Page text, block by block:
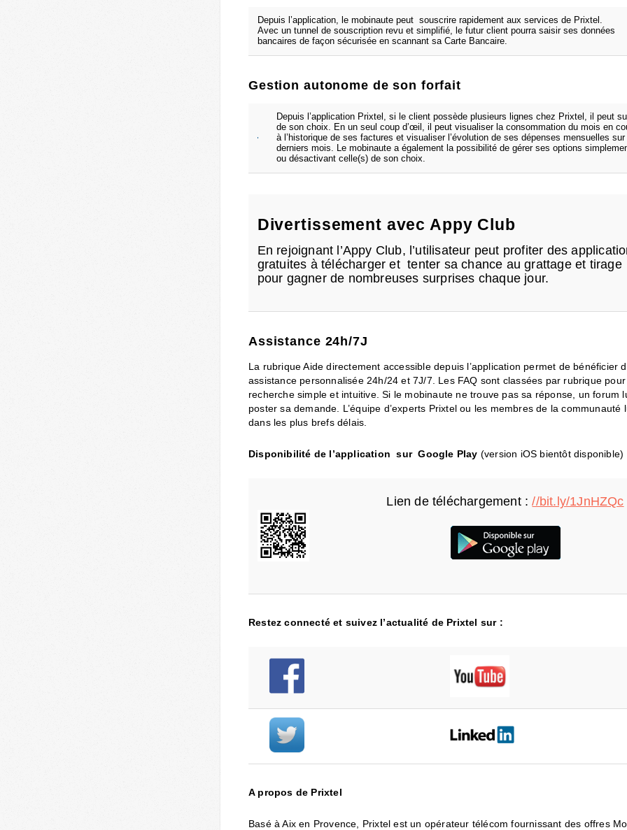
Depuis l’application, le mobinaute peut souscrire rapidement aux services de Prixtel.
Avec un tunnel de souscription revu et simplifié, le futur client pourra saisir ses données
bancaires de façon sécurisée en scannant sa Carte Bancaire.
Gestion autonome de son forfait
Depuis l’application Prixtel, si le client possède plusieurs lignes chez Prixtel, il peut
de son choix. En un seul coup d’œil, il peut visualiser la consommation du mois en
à l’historique de ses factures et visualiser l’évolution de ses dépenses mensuelles
derniers mois. Le mobinaute a également la possibilité de gérer ses options
ou désactivant celle(s) de son choix.
Divertissement avec Appy Club
En rejoignant l’Appy Club, l’utilisateur peut profiter des
gratuites à télécharger et tenter sa chance au grattage et tirage
pour gagner de nombreuses surprises chaque jour.
Assistance 24h/7J
La rubrique Aide directement accessible depuis l’application permet de bénéficier
assistance personnalisée 24h/24 et 7J/7. Les FAQ sont classées par rubrique
recherche simple et intuitive. Si le mobinaute ne trouve pas sa réponse, un forum
poster sa demande. L’équipe d’experts Prixtel ou les membres de la communauté
dans les plus brefs délais.
Disponibilité de l’application sur Google Play (version iOS bientôt disponible)
Lien de téléchargement ://bit.ly/1JnHZQc
Restez connecté et suivez l’actualité de Prixtel sur :
A propos de Prixtel
Basé à Aix en Provence, Prixtel est un opérateur télécom fournissant des offres